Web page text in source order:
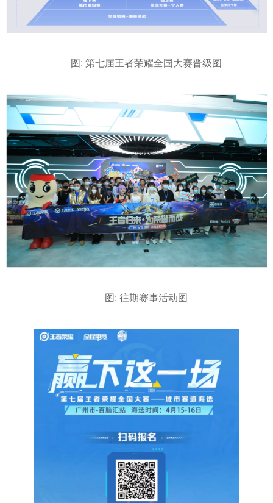
图: 第七届王者荣耀全国大赛晋级图
图: 往期赛事活动图